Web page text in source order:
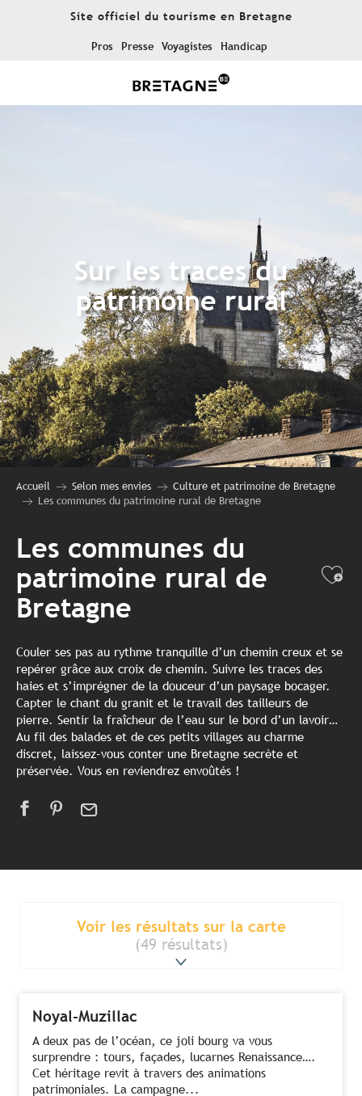
Site officiel du tourisme en Bretagne
Pros Presse Voyagistes Handicap
Sur les traces du
patrimoine rural
Accueil Selon mes envies
Culture et patrimoine de Bretagne
Les communes du patrimoine rural de Bretagne
Les communes du
patrimoine rural de
Bretagne
Couler ses pas au rythme tranquille d’un chemin creux et se
repérer grâce aux croix de chemin. Suivre les traces des
haies et s’imprégner de la douceur d’un paysage bocager.
Capter le chant du granit et le travail des tailleurs de
pierre. Sentir la fraîcheur de l’eau sur le bord d’un lavoir…
Au fil des balades et de ces petits villages au charme
discret, laissez-vous conter une Bretagne secrète et
préservée. Vous en reviendrez envoûtés !
Voir les résultats sur la carte
(49 résultats)
Noyal-Muzillac
A deux pas de l’océan, ce joli bourg va vous
surprendre : tours, façades, lucarnes Renaissance….
Cet héritage revit à travers des animations
patrimoniales. La campagne...